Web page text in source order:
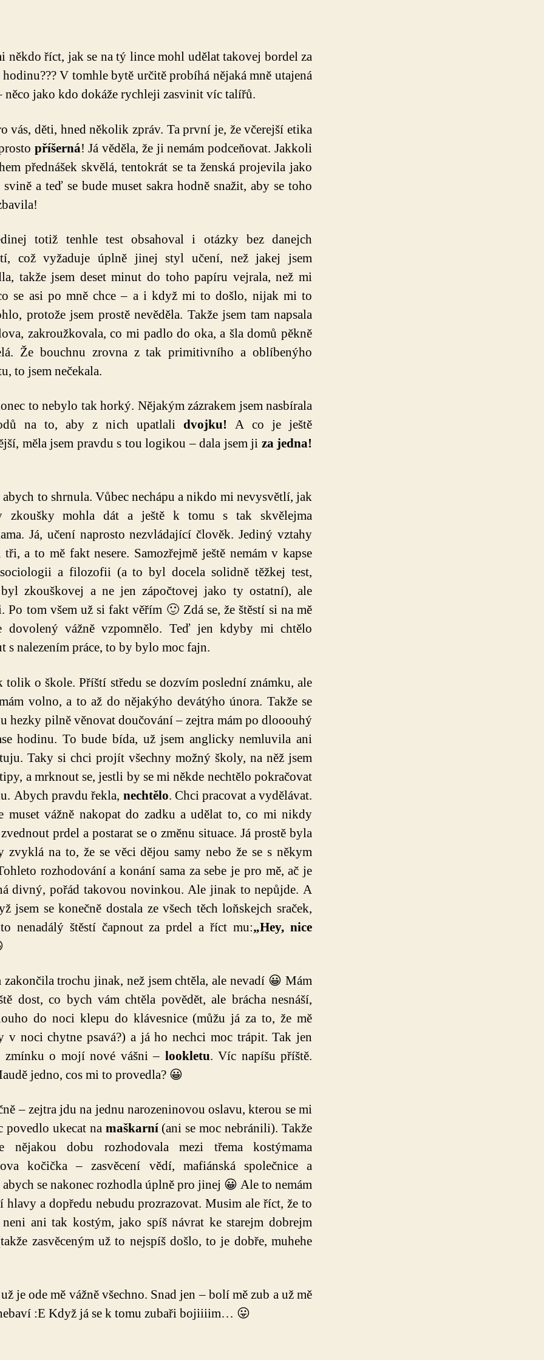
Grangerová
jede
:D
někdo říct, jak se na tý lince mohl udělat takovej bordel za
V tomhle bytě určitě probíhá nějaká mně utajená
něco jako kdo dokáže rychleji zasvinit víc talířů.
vás, děti, hned několik zpráv. Ta první je, že včerejší etika
příšerná! Já věděla, že ji nemám podceňovat. Jakkoli
přednášek skvělá, tentokrát se ta ženská projevila jako
a teď se bude muset sakra hodně snažit, aby se toho
totiž tenhle test obsahoval i otázky bez danejch
což vyžaduje úplně jinej styl učení, než jakej jsem
takže jsem deset minut do toho papíru vejrala, než mi
se asi po mně chce – a i když mi to došlo, nijak mi to
protože jsem prostě nevěděla. Takže jsem tam napsala
zakroužkovala, co mi padlo do oka, a šla domů pěkně
Že bouchnu zrovna z tak primitivního a oblíbenýho
to jsem nečekala.
to nebylo tak horký. Nějakým zázrakem jsem nasbírala
na to, aby z nich upatlali dvojku! A co je ještě
měla jsem pravdu s tou logikou – dala jsem ji za jedna!
abych to shrnula. Vůbec nechápu a nikdo mi nevysvětlí, jak
zkoušky mohla dát a ještě k tomu s tak skvělejma
Já, učení naprosto nezvládající člověk. Jediný vztahy
tři, a to mě fakt nesere. Samozřejmě ještě nemám v kapse
a filozofii (a to byl docela solidně těžkej test,
zkouškovej a ne jen zápočtovej jako ty ostatní), ale
Po tom všem už si fakt věřím 🙂 Zdá se, že štěstí si na mě
dovolený vážně vzpomnělo. Teď jen kdyby mi chtělo
s nalezením práce, to by bylo moc fajn.
tolik o škole. Příští středu se dozvím poslední známku, ale
volno, a to až do nějakýho devátýho února. Takže se
hezky pilně věnovat doučování – zejtra mám po dlooouhý
hodinu. To bude bída, už jsem anglicky nemluvila ani
Taky si chci projít všechny možný školy, na něž jsem
a mrknout se, jestli by se mi někde nechtělo pokračovat
Abych pravdu řekla, nechtělo. Chci pracovat a vydělávat.
muset vážně nakopat do zadku a udělat to, co mi nikdy
prdel a postarat se o změnu situace. Já prostě byla
zvyklá na to, že se věci dějou samy nebo že se s někym
rozhodování a konání sama za sebe je pro mě, ač je
divný, pořád takovou novinkou. Ale jinak to nepůjde. A
jsem se konečně dostala ze všech těch loňskejch sraček,
nenadálý štěstí čapnout za prdel a říct mu:„Hey, nice
zakončila trochu jinak, než jsem chtěla, ale nevadí 😀 Mám
dost, co bych vám chtěla povědět, ale brácha nesnáší,
do noci klepu do klávesnice (můžu já za to, že mě
v noci chytne psavá?) a já ho nechci moc trápit. Tak jen
zmínku o mojí nové vášni – lookletu. Víc napíšu příště.
jedno, cos mi to provedla? 😀
– zejtra jdu na jednu narozeninovou oslavu, kterou se mi
povedlo ukecat na maškarní(ani se moc nebránili). Takže
nějakou dobu rozhodovala mezi třema kostýmama
kočička – zasvěcení vědí, mafiánská společnice a
se nakonec rozhodla úplně pro jinej 😀 Ale to nemám
hlavy a dopředu nebudu prozrazovat. Musim ale říct, že to
ani tak kostým, jako spíš návrat ke starejm dobrejm
zasvěceným už to nejspíš došlo, to je dobře, muhehe
je ode mě vážně všechno. Snad jen – bolí mě zub a už mě
:E Když já se k tomu zubaři bojiiiim… 😛